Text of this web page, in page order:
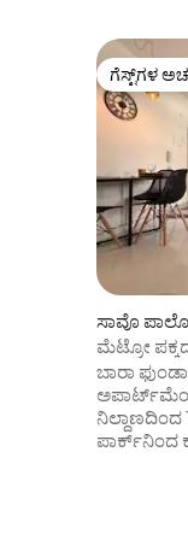
ಗೆಸ್ಟ್‌ಗಳ
ಗೆಸ್ಟ್‌ಗಳ
ಸಾವೊ
ಮೆಟ್ರೋ
ಅಲಿಯಾನ್ಸ್
ಬಾರಾ
ಪಾರ್ಕ್‌ನಿಂದ